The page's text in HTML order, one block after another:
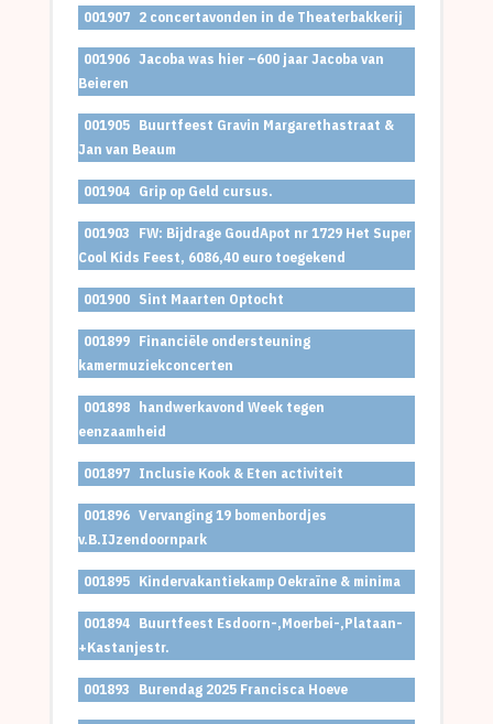
001907 2 concertavonden in de Theaterbakkerij
001906 Jacoba was hier –600 jaar Jacoba van
Beieren
001905 Buurtfeest Gravin Margarethastraat &
Jan van Beaum
001904 Grip op Geld cursus.
001903 FW: Bijdrage GoudApot nr 1729 Het Super
Cool Kids Feest, 6086,40 euro toegekend
001900 Sint Maarten Optocht
001899 Financiële ondersteuning
kamermuziekconcerten
001898 handwerkavond Week tegen
eenzaamheid
001897 Inclusie Kook & Eten activiteit
001896 Vervanging 19 bomenbordjes
v.B.IJzendoornpark
001895 Kindervakantiekamp Oekraïne & minima
001894 Buurtfeest Esdoorn-,Moerbei-,Plataan-
+Kastanjestr.
001893 Burendag 2025 Francisca Hoeve